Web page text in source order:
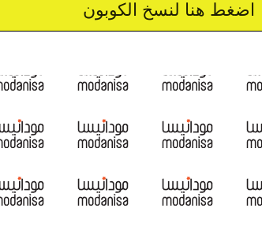
اضغط هنا لنسخ الكوبون